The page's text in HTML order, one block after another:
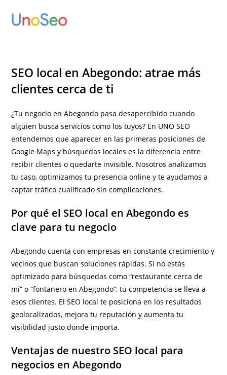
SEO local en Abegondo: atrae más
clientes cerca de ti
¿Tu negocio en Abegondo pasa desapercibido cuando
alguien busca servicios como los tuyos? En UNO SEO
entendemos que aparecer en las primeras posiciones de
Google Maps y búsquedas locales es la diferencia entre
recibir clientes o quedarte invisible. Nosotros analizamos
tu caso, optimizamos tu presencia online y te ayudamos a
captar tráfico cualificado sin complicaciones.
Por qué el SEO local en Abegondo es
clave para tu negocio
Abegondo cuenta con empresas en constante crecimiento y
vecinos que buscan soluciones rápidas. Si no estás
optimizado para búsquedas como “restaurante cerca de
mí” o “fontanero en Abegondo”, tu competencia se lleva a
esos clientes. El SEO local te posiciona en los resultados
geolocalizados, mejora tu reputación y aumenta tu
visibilidad justo donde importa.
Ventajas de nuestro SEO local para
negocios en Abegondo